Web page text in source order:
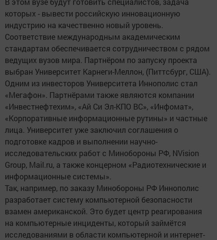
которых - вывести российскую инновационную
индустрию на качественно новый уровень.
Соответствие международным академическим
стандартам обеспечивается сотрудничеством с рядом
ведущих вузов мира. Партнёром по запуску проекта
выбран Университет Карнеги-Меллон, (Питтсбург, США).
Одним из инвесторов Университета Иннополис стал
«Мегафон». Партнёрами также являются компании
«Инвестнефтехим», «Ай Си Эл-КПО ВС», «Инфомат»,
«Корпоративные информационные рутины» и частные
лица. Университет уже заключил соглашения о
подготовке кадров и выполнении научно-
исследовательских работ с Минобороны РФ, NVision
Group, Mail.ru, а также концерном «Радиотехнические и
информационные системы».
Так, например, по заказу Минобороны РФ Иннополис
разработает систему компьютерной безопасности
взамен американской. Это будет центр реагирования
на компьютерные инциденты, который займётся
исследованиями в области компьютерной и интернет-